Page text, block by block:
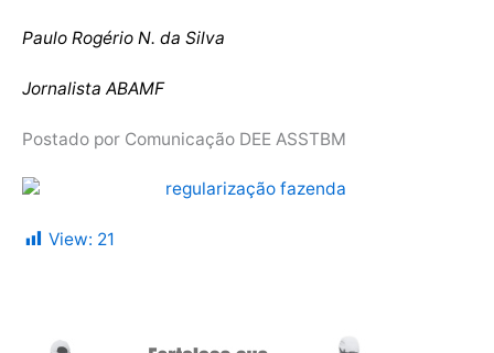
Paulo Rogério N. da Silva
Jornalista ABAMF
Postado por Comunicação DEE ASSTBM
View: 21